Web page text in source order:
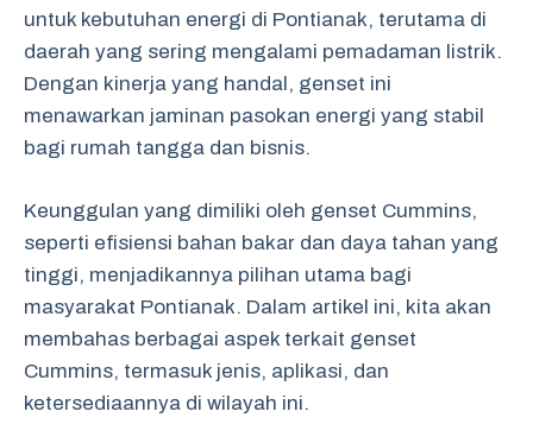
untuk kebutuhan energi di Pontianak, terutama di
daerah yang sering mengalami pemadaman listrik.
Dengan kinerja yang handal, genset ini
menawarkan jaminan pasokan energi yang stabil
bagi rumah tangga dan bisnis.
Keunggulan yang dimiliki oleh genset Cummins,
seperti efisiensi bahan bakar dan daya tahan yang
tinggi, menjadikannya pilihan utama bagi
masyarakat Pontianak. Dalam artikel ini, kita akan
membahas berbagai aspek terkait genset
Cummins, termasuk jenis, aplikasi, dan
ketersediaannya di wilayah ini.